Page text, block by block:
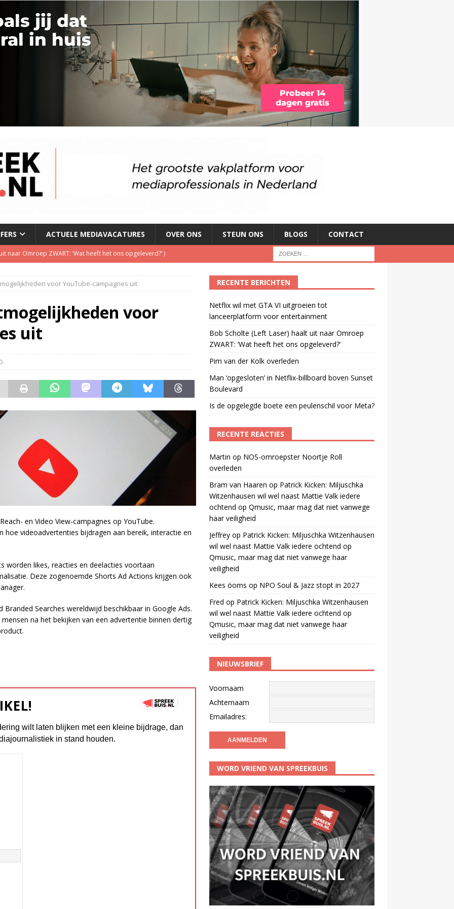
ACTUELE MEDIAVACATURES OVER ONS STEUN ONS BLOGS CONTACT
naar Omroep ZWART: ‘Wat heeft het ons opgeleverd?’)
boven Sunset Boulevard
voor Meta?
tot lanceerplatform voor entertainment
voor YouTube-campagnes uit
voor
uit
0
en Video View-campagnes op YouTube.
hoe videoadvertenties bijdragen aan bereik, interactie en
worden likes, reacties en deelacties voortaan
Deze zogenoemde Shorts Ad Actions krijgen ook
Searches wereldwijd beschikbaar in Google Ads.
na het bekijken van een advertentie binnen dertig
wilt laten blijken met een kleine bijdrage, dan
in stand houden.
RECENTE BERICHTEN
Netflix wil met GTA VI uitgroeien tot
lanceerplatform voor entertainment
Bob Scholte (Left Laser) haalt uit naar Omroep
ZWART: ‘Wat heeft het ons opgeleverd?’
Pim van der Kolk overleden
Man ‘opgesloten’ in Netflix-billboard boven Sunset
Boulevard
Is de opgelegde boete een peulenschil voor Meta?
RECENTE REACTIES
Martin op NOS-omroepster Noortje Roll
overleden
Bram van Haaren op Patrick Kicken: Miljuschka
Witzenhausen wil wel naast Mattie Valk iedere
ochtend op Qmusic, maar mag dat niet vanwege
haar veiligheid
Jeffreyop Patrick Kicken: Miljuschka Witzenhausen
wil wel naast Mattie Valk iedere ochtend op
Qmusic, maar mag dat niet vanwege haar
veiligheid
Kees öoms op NPO Soul & Jazz stopt in 2027
Fred op Patrick Kicken: Miljuschka Witzenhausen
wil wel naast Mattie Valk iedere ochtend op
Qmusic, maar mag dat niet vanwege haar
veiligheid
NIEUWSBRIEF
Voornaam
Achternaam
Emailadres:
WORD VRIEND VAN SPREEKBUIS